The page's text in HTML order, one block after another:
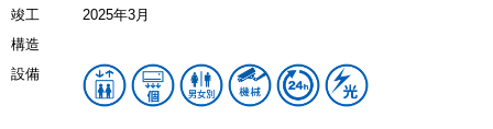
竣工
2025年3月
構造
設備